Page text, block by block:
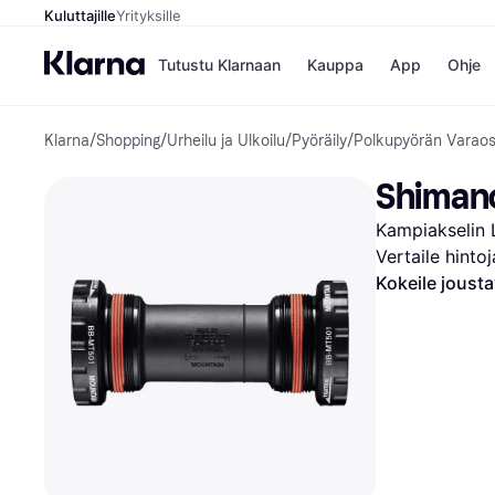
KuluttajilleYrityksille
Tutustu Klarnaan Kauppa
Kaupat
Gigantti
H&M
Peten
Wolt
App Ohje
Klarna/Shopping/Urheilu ja Ulkoilu/Pyöräily/Polkupyörän
Kampiakselin
Vertaile
Kokeile